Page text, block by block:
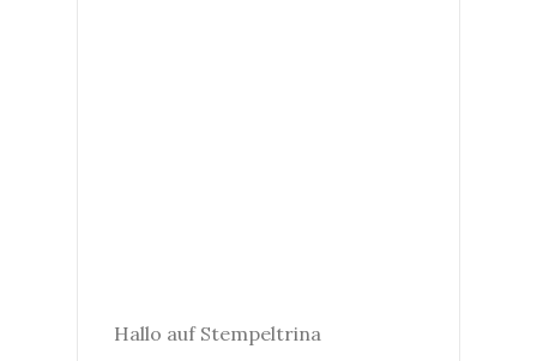
Hallo auf Stempeltrina